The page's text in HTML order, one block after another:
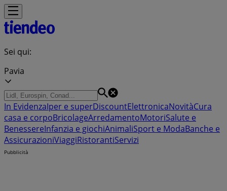
Sei qui:
Pavia
In EvidenzaIper e superDiscountElettronicaNovitàCura
casa e corpoBricolageArredamentoMotoriSalute e
BenessereInfanzia e giochiAnimaliSport e ModaBanche e
AssicurazioniViaggiRistorantiServizi
Pubblicità